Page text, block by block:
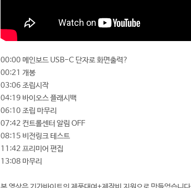
00:00 메인보드 USB-C 단자로 화면출력?
00:21 개봉
03:06 조립시작
04:19 바이오스 플래시백
06:10 조립 마무리
07:42 컨트롤센터 알림 OFF
08:15 비전링크 테스트
11:42 프리미어 편집
13:08 마무리